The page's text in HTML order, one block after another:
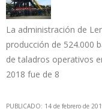
La administración de
producción de 524.000
de taladros operativos
2018 fue de 8
PUBLICADO: 14 de febrero de